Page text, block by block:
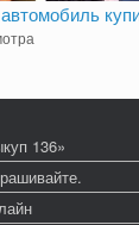
136»